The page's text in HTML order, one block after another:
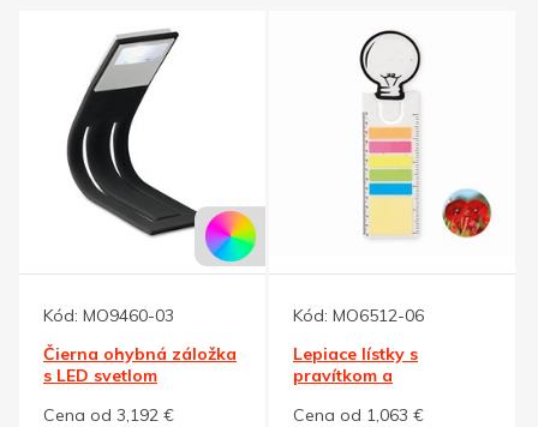
Kód: MO9460-03
Čierna ohybná záložka
s LED svetlom
Cena od 3,192 €
Kód: MO6512-06
Lepiace lístky s
pravítkom a
Cena od 1,063 €